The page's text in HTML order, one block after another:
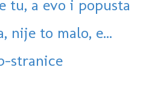
tu, a evo i popusta
nije to malo, e...
stranice